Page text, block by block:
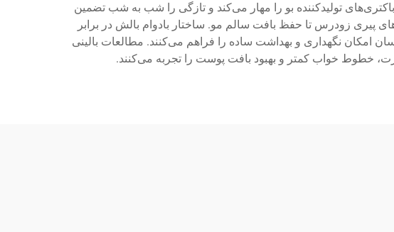
تولیدکننده بو را مهار می‌کند و تازگی را شب به شب تضمین
پیری زودرس تا حفظ بافت سالم مو. ساختار بادوام بالش در برابر
نگهداری و بهداشت ساده را فراهم می‌کنند. مطالعات بالینی
خطوط خواب کمتر و بهبود بافت پوست را تجربه می‌کنند.